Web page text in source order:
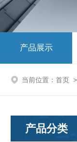
产品展示
当前位置： 首页 >
产品分类